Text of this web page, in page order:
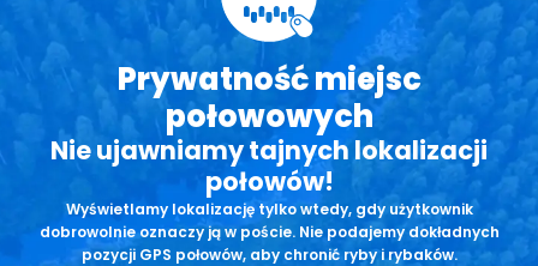
Prywatność miejsc
połowowych
Nie ujawniamy tajnych lokalizacji
połowów!
Wyświetlamy lokalizację tylko wtedy, gdy użytkownik
dobrowolnie oznaczy ją w poście. Nie podajemy dokładnych
pozycji GPS połowów, aby chronić ryby i rybaków.